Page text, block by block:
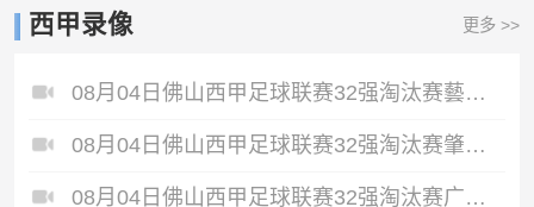
西甲录像 更多 >>
08月04日佛山西甲足球联赛32强淘汰赛藝品高國際VS湛江狂狼·粵辉能源全场录像
08月04日佛山西甲足球联赛32强淘汰赛肇庆恒骏成VS三七互娱全场录像
08月04日佛山西甲足球联赛32强淘汰赛广东西南建设VS香港圣徒全场录像